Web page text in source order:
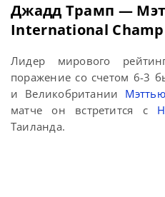
Джадд Трамп —
International
Лидер мирового
поражение со счетом 6-3
и Великобритании
матче он встретится с
Таиланда.